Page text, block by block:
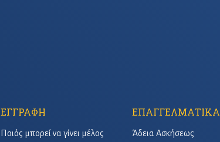
ΕΓΓΡΑΦΗ
Ποιός μπορεί να γίνει μέλος
ΕΠΑΓΓΕΛΜΑΤΙΚΑ
Άδεια Ασκήσεως